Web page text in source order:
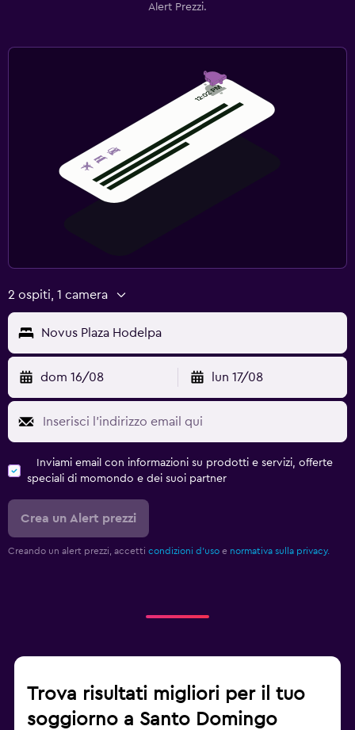
Alert Prezzi.
2 ospiti, 1 camera
Novus Plaza Hodelpa
dom 16/08 lun 17/08
Inviami email con informazioni su prodotti e servizi, offerte
speciali di momondo e dei suoi partner
Crea un Alert prezzi
Creando un alert prezzi, accetti condizioni d'uso e normativa sulla privacy.
Trova risultati migliori per il tuo
soggiorno a Santo Domingo